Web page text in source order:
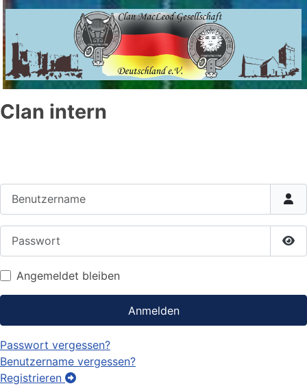
Clan intern
Angemeldet bleiben
Anmelden
Passwort vergessen?
Benutzername vergessen?
Registrieren